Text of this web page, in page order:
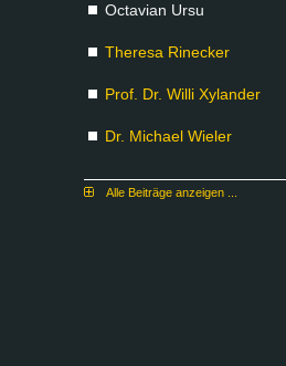
Oc­ta­vi­an Ur­su
The­re­sa Ri­ne­cker
Prof. Dr. Wil­li Xy­lan­der
Dr. Mi­cha­el Wie­ler
Al­le Bei­trä­ge an­zei­gen ...